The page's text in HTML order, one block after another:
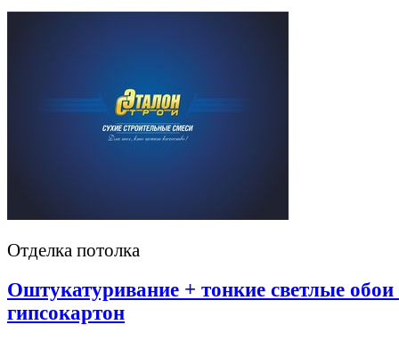
Отделка потолка
Оштукатуривание + тонкие светлые обои
гипсокартон